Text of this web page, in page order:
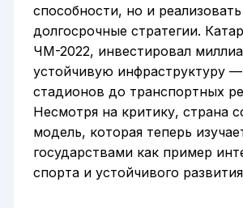
способности, но и реализовать
долгосрочные стратегии.
ЧМ-2022, инвестировал
устойчивую инфраструктуру
стадионов до транспортных
Несмотря на критику, страна
модель, которая теперь
государствами как пример
спорта и устойчивого